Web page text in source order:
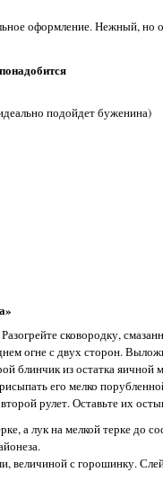
оформление. Нежный, но
подойдет буженина)
сковородку,
огне с двух сторон.
блинчик из остатка
его мелко
рулет. Оставьте их
а лук на мелкой терке до
величиной с горошинку.